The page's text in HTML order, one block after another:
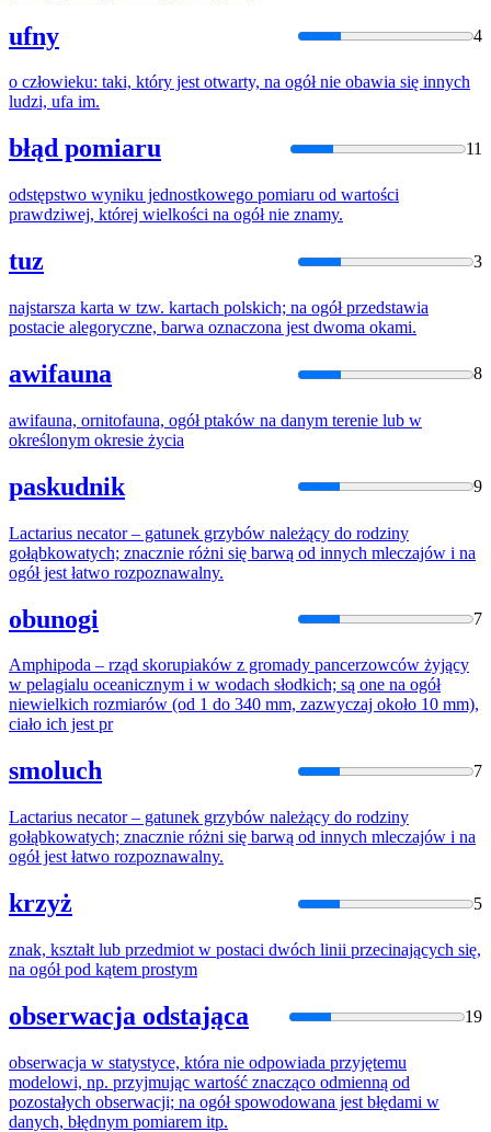
ufny 4
o człowieku: taki, który jest otwarty, na ogółnie obawia się innych
ludzi, ufa im.
błąd pomiaru 11
odstępstwo wyniku jednostkowego pomiaru od wartości
prawdziwej, której wielkości na ogółnie znamy.
tuz 3
najstarsza karta w tzw. kartach polskich; na ogółprzedstawia
postacie alegoryczne, barwa oznaczona jest dwoma okami.
awifauna 8
awifauna, ornitofauna, ogółptaków na danym terenie lub w
określonym okresie życia
paskudnik 9
Lactarius necator – gatunek grzybów należący do rodziny
gołąbkowatych; znacznie różni się barwą od innych mleczajów i na
ogółjest łatwo rozpoznawalny.
obunogi 7
Amphipoda – rząd skorupiaków z gromady pancerzowców żyjący
w pelagialu oceanicznym i w wodach słodkich; są one na ogół
niewielkich rozmiarów (od 1 do 340 mm, zazwyczaj około 10 mm),
ciało ich jest pr
smoluch 7
Lactarius necator – gatunek grzybów należący do rodziny
gołąbkowatych; znacznie różni się barwą od innych mleczajów i na
ogółjest łatwo rozpoznawalny.
krzyż 5
znak, kształt lub przedmiot w postaci dwóch linii przecinających się,
na ogółpod kątem prostym
obserwacja odstająca 19
obserwacja w statystyce, która nie odpowiada przyjętemu
modelowi, np. przyjmując wartość znacząco odmienną od
pozostałych obserwacji; na ogółspowodowana jest błędami w
danych, błędnym pomiarem itp.